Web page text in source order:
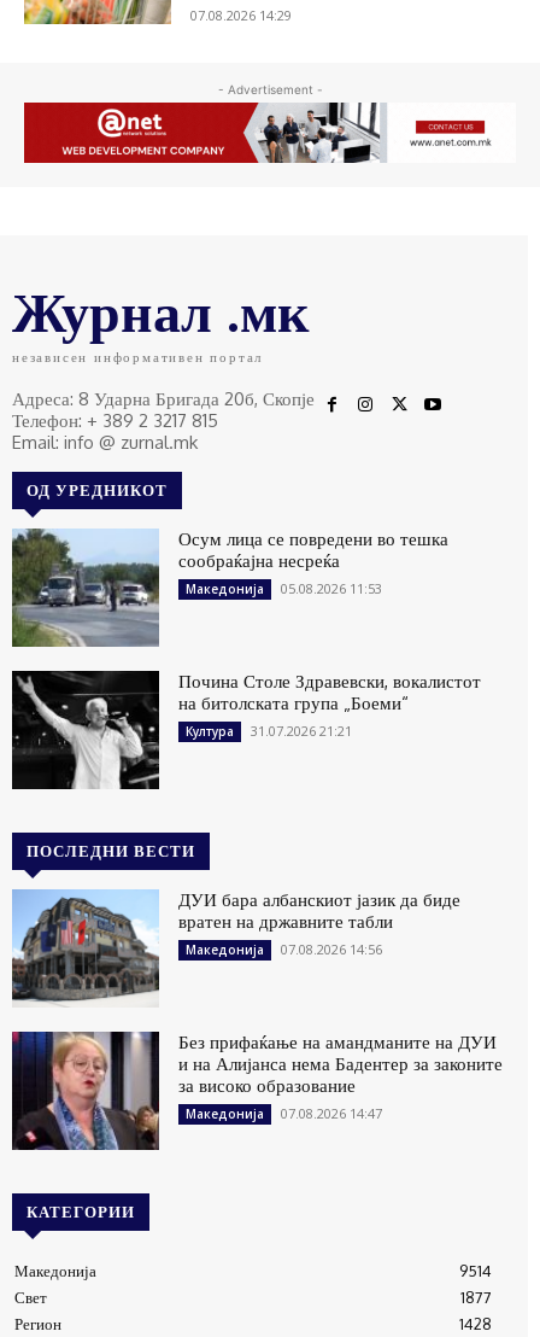
07.08.2026 14:29
- Advertisement -
Журнал .мк
независен информативен портал
Адреса: 8 Ударна Бригада 20б, Скопје
Телефон: + 389 2 3217 815
Email: info @ zurnal.mk
ОД УРЕДНИКОТ
Осум лица се повредени во тешка
сообраќајна несреќа
Македонија 05.08.2026 11:53
Почина Столе Здравевски, вокалистот
на битолската група „Боеми“
Култура 31.07.2026 21:21
ПОСЛЕДНИ ВЕСТИ
ДУИ бара албанскиот јазик да биде
вратен на државните табли
Македонија 07.08.2026 14:56
Без прифаќање на амандманите на ДУИ
и на Алијанса нема Бадентер за законите
за високо образование
Македонија 07.08.2026 14:47
КАТЕГОРИИ
Македонија
9514
Свет
1877
Регион
1428